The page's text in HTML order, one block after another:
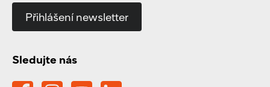
Přihlášení newsletter
Sledujte nás